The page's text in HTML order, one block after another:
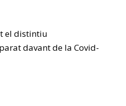
el distintiu
davant de la Covid-